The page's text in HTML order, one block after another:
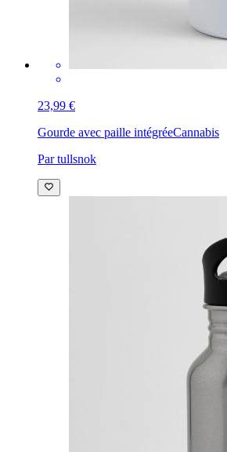
23,99 €
Gourde avec paille intégréeCannabis
Par tullsnok